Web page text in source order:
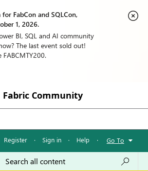
FabCon and SQLCon,
1, 2026.
BI, SQL and AI community
The last event sold out!
Fabric Community
Register · Sign in · Help · Go To